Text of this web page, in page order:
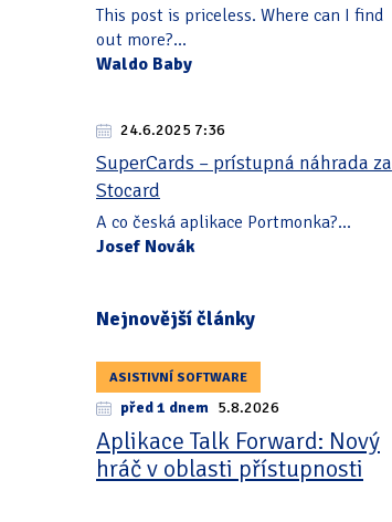
This post is priceless. Where can I find
out more?...
Waldo Baby
24.6.2025 7:36
SuperCards – prístupná náhrada za
Stocard
A co česká aplikace Portmonka?...
Josef Novák
Nejnovější články
ASISTIVNÍ SOFTWARE
před 1 dnem 5.8.2026
Aplikace Talk Forward: Nový
hráč v oblasti přístupnosti